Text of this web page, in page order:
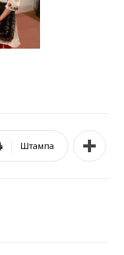
Штампа